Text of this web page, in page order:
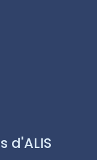
d'ALIS